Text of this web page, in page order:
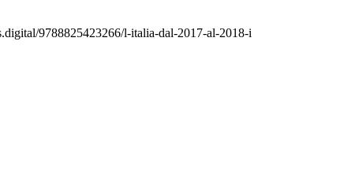
9788825423266/l-italia-dal-2017-al-2018-i